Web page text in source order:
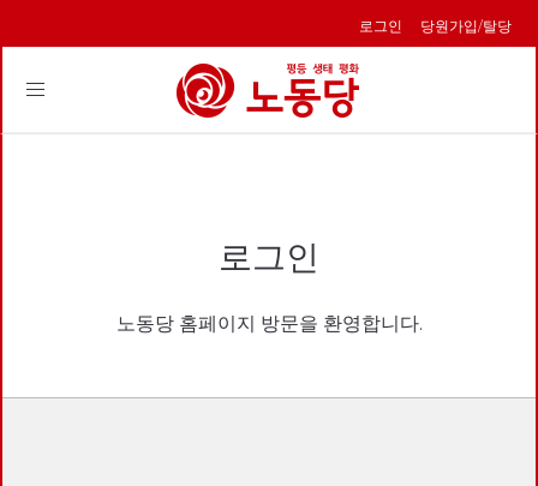
로그인 당원가입/탈당
Toggle
로그인
노동당 홈페이지 방문을 환영합니다.